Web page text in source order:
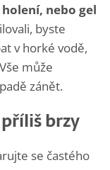
nebo gel
byste
v horké vodě,
může
zánět.
brzy
se častého